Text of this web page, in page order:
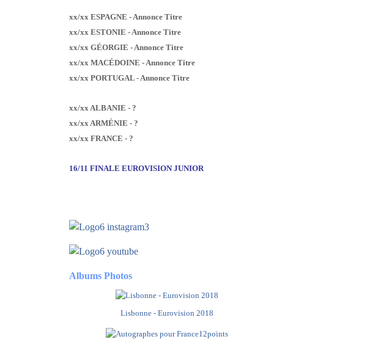
xx/xx ESPAGNE - Annonce Titre
xx/xx ESTONIE - Annonce Titre
xx/xx GÉORGIE - Annonce Titre
xx/xx MACÉDOINE - Annonce Titre
xx/xx PORTUGAL - Annonce Titre
xx/xx ALBANIE - ?
xx/xx ARMÉNIE - ?
xx/xx FRANCE - ?
16/11 FINALE EUROVISION JUNIOR
Albums Photos
Lisbonne - Eurovision 2018